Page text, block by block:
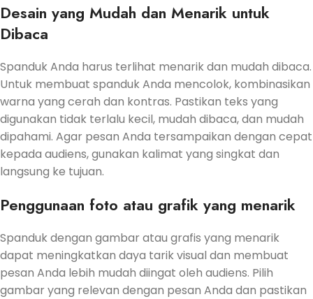
Desain yang Mudah dan Menarik untuk
Dibaca
Spanduk Anda harus terlihat menarik dan mudah dibaca.
Untuk membuat spanduk Anda mencolok, kombinasikan
warna yang cerah dan kontras. Pastikan teks yang
digunakan tidak terlalu kecil, mudah dibaca, dan mudah
dipahami. Agar pesan Anda tersampaikan dengan cepat
kepada audiens, gunakan kalimat yang singkat dan
langsung ke tujuan.
Penggunaan foto atau grafik yang menarik
Spanduk dengan gambar atau grafis yang menarik
dapat meningkatkan daya tarik visual dan membuat
pesan Anda lebih mudah diingat oleh audiens. Pilih
gambar yang relevan dengan pesan Anda dan pastikan